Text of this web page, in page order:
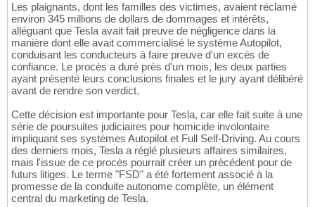
Les plaignants, dont les familles des victimes, avaient réclamé
environ 345 millions de dollars de dommages et intérêts,
alléguant que Tesla avait fait preuve de négligence dans la
manière dont elle avait commercialisé le système Autopilot,
conduisant les conducteurs à faire preuve d'un excès de
confiance. Le procès a duré près d'un mois, les deux parties
ayant présenté leurs conclusions finales et le jury ayant délibéré
avant de rendre son verdict.
Cette décision est importante pour Tesla, car elle fait suite à une
série de poursuites judiciaires pour homicide involontaire
impliquant ses systèmes Autopilot et Full Self-Driving. Au cours
des derniers mois, Tesla a réglé plusieurs affaires similaires,
mais l'issue de ce procès pourrait créer un précédent pour de
futurs litiges. Le terme "FSD" a été fortement associé à la
promesse de la conduite autonome complète, un élément
central du marketing de Tesla.